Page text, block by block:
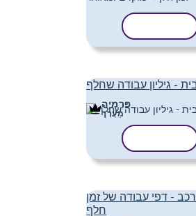
- גיליון עבודה שחלף
פּרֶמיָה
מַעֲרָך
- דפי עבודה של זמן
חלף